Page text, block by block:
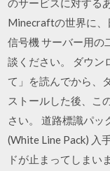
Minecraftの世界に、
信号機 サーバー用の
談ください。 ダウン
て」を読んでから、
ストールした後、こ
さい。 道路標識パッ
(White Line Pack) 入
ドが止まってしまい